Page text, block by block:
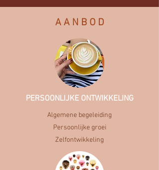
seksuele hulpverlening, sekstherapie,
ontwikkeling en gesprekstherapie, zowel
voor individuen als voor koppels. Ik richt
mij voornamelijk op het werken met
(jong)volwassenen vanaf 18 jaar. We
kijken steeds samen naar wat nodig en
mogelijk is op vlak van ondersteuning en
begeleiding.
heb
A A N B O D
PERSOONLIJKE ONTWIKKELING
Algemene begeleiding
Persoonlijke groei
Zelfontwikkeling